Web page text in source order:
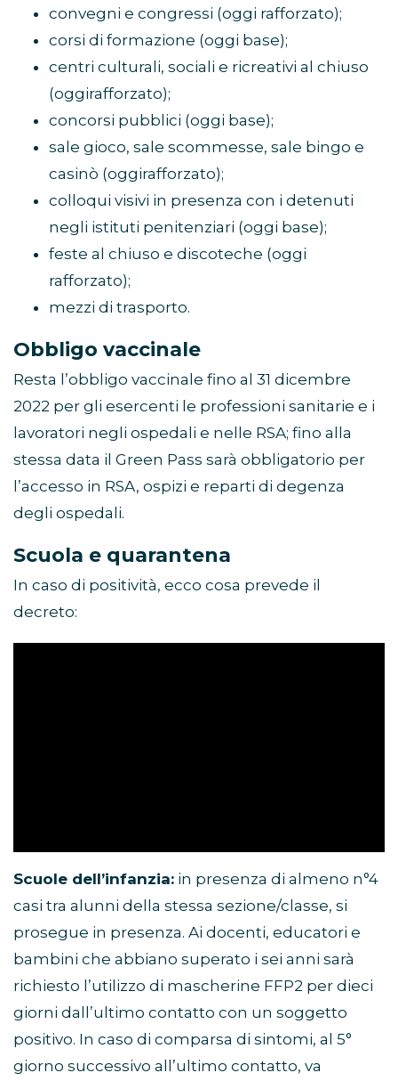
convegni e congressi (oggi rafforzato);
corsi di formazione (oggi base);
centri culturali, sociali e ricreativi al chiuso
(oggirafforzato);
concorsi pubblici (oggi base);
sale gioco, sale scommesse, sale bingo e
casinò (oggirafforzato);
colloqui visivi in presenza con i detenuti
negli istituti penitenziari (oggi base);
feste al chiuso e discoteche (oggi
rafforzato);
mezzi di trasporto.
Obbligo vaccinale
Resta l’obbligo vaccinale fino al 31 dicembre
2022 per gli esercenti le professioni sanitarie e i
lavoratori negli ospedali e nelle RSA; fino alla
stessa data il Green Pass sarà obbligatorio per
l’accesso in RSA, ospizi e reparti di degenza
degli ospedali.
Scuola e quarantena
In caso di positività, ecco cosa prevede il
decreto:
Scuole dell’infanzia: in presenza di almeno n°4
casi tra alunni della stessa sezione/classe, si
prosegue in presenza. Ai docenti, educatori e
bambini che abbiano superato i sei anni sarà
richiesto l’utilizzo di mascherine FFP2 per dieci
giorni dall’ultimo contatto con un soggetto
positivo. In caso di comparsa di sintomi, al 5°
giorno successivo all’ultimo contatto, va